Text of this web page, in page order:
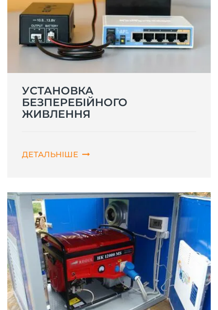
УСТАНОВКА
БЕЗПЕРЕБІЙНОГО
ЖИВЛЕННЯ
ДЕТАЛЬНІШЕ